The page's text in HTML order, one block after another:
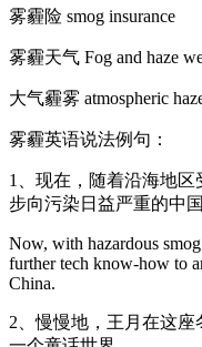
雾霾险 smog insurance
雾霾天气 Fog and haze
大气霾雾 atmospheric
雾霾英语说法例句：
1、现在，随着沿海地
步向污染日益严重的中
Now, with hazardous
further tech know-how to
China.
2、慢慢地，王月在这